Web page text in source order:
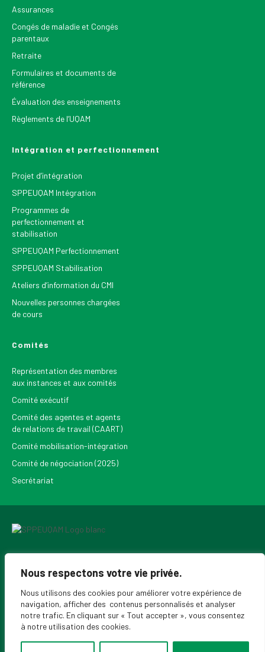
Nous respectons votre vie privée.
Nous utilisons des cookies pour améliorer votre expérience de
navigation, afficher des contenus personnalisés et analyser
notre trafic. En cliquant sur « Tout accepter », vous consentez
à notre utilisation des cookies.
Assurances
Congés de maladie et Congés
parentaux
Retraite
Formulaires et documents de
référence
Évaluation des enseignements
Règlements de l’UQAM
Intégration et perfectionnement
Projet d’intégration
SPPEUQAM Intégration
Programmes de
perfectionnement et
stabilisation
SPPEUQAM Perfectionnement
SPPEUQAM Stabilisation
Ateliers d’information du CMI
Nouvelles personnes chargées
de cours
Comités
Représentation des membres
aux instances et aux comités
Comité exécutif
Comité des agentes et agents
de relations de travail (CAART)
Comité mobilisation-intégration
Comité de négociation (2025)
Secrétariat